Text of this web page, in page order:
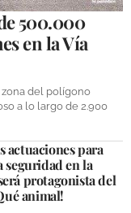
500.000
en la Vía
zona del polígono
a lo largo de 2.900
actuaciones para
seguridad en la
protagonista del
animal!